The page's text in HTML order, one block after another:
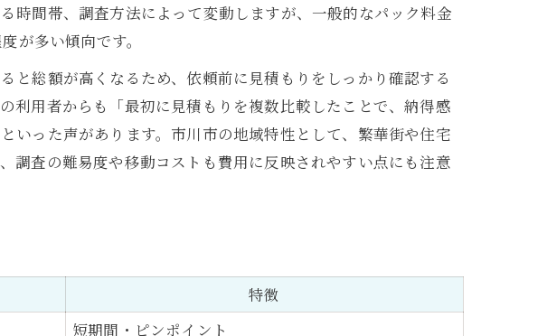
意点
も可能か
の可否比較
きる？
ット
査の特徴
方
時間帯、調査方法によって変動しますが、一般的なパック料金
が多い傾向です。
と総額が高くなるため、依頼前に見積もりをしっかり確認する
利用者からも「最初に見積もりを複数比較したことで、納得感
いった声があります。市川市の地域特性として、繁華街や住宅
調査の難易度や移動コストも費用に反映されやすい点にも注意
特徴
短期間・ピンポイント